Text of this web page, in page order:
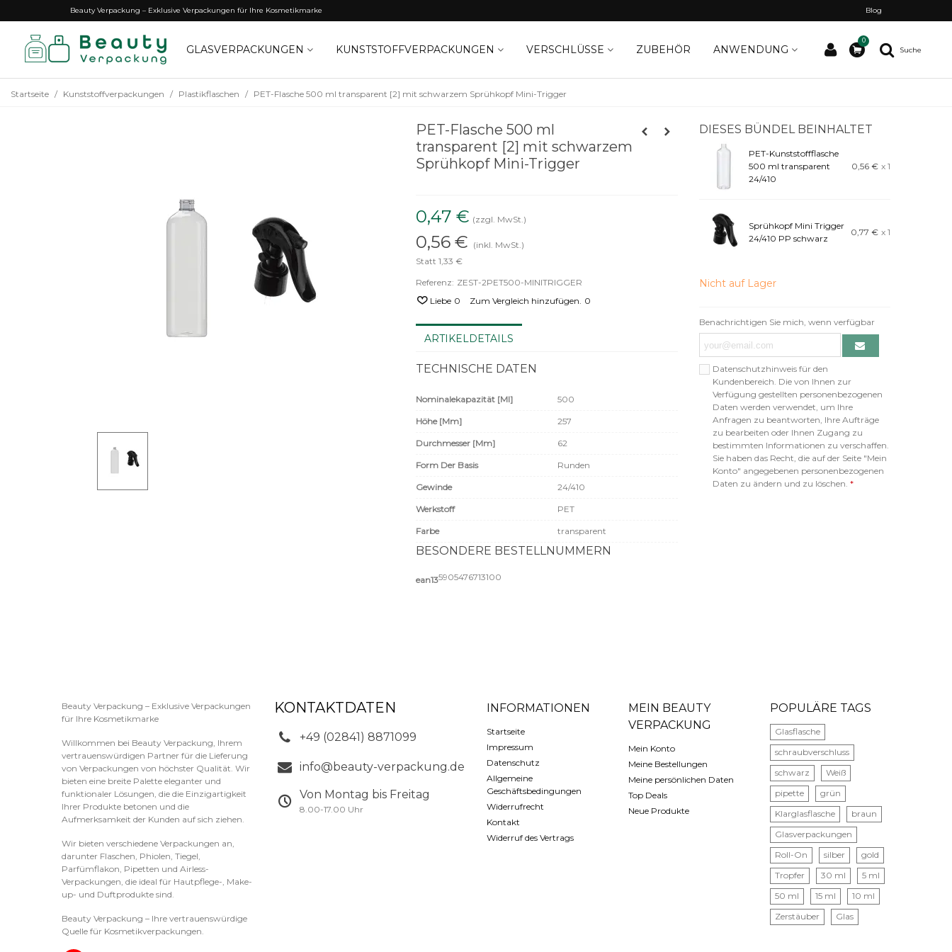
Beauty Verpackung – Exklusive Verpackungen für Ihre Kosmetikmarke Blog
GLASVERPACKUNGEN KUNSTSTOFFVERPACKUNGEN VERSCHLÜSSE ZUBEHÖR ANWENDUNG
0
Suche
Startseite / Kunststoffverpackungen / Plastikflaschen / PET-Flasche 500 ml transparent [2] mit schwarzem Sprühkopf Mini-Trigger
PET-Flasche 500 ml
transparent [2] mit schwarzem
Sprühkopf Mini-Trigger
0,47 € (zzgl. MwSt.)
0,56 € (inkl. MwSt.)
Statt 1,33 €
Referenz: ZEST-2PET500-MINITRIGGER
Liebe 0 Zum Vergleich hinzufügen. 0
ARTIKELDETAILS
TECHNISCHE DATEN
Nominalekapazität [ml] 500
Höhe [mm] 257
Durchmesser [mm] 62
Form Der Basis Runden
Gewinde 24/410
Werkstoff PET
Farbe transparent
BESONDERE BESTELLNUMMERN
ean135905476713100
DIESES BÜNDEL BEINHALTET
PET-Kunststoffflasche
500 ml transparent
24/410
0,56 € x 1
Sprühkopf Mini Trigger
24/410 PP schwarz
0,77 € x 1
Nicht auf Lager
Benachrichtigen Sie mich, wenn verfügbar
Datenschutzhinweis für den
Kundenbereich. Die von Ihnen zur
Verfügung gestellten personenbezogenen
Daten werden verwendet, um Ihre
Anfragen zu beantworten, Ihre Aufträge
zu bearbeiten oder Ihnen Zugang zu
bestimmten Informationen zu verschaffen.
Sie haben das Recht, die auf der Seite "Mein
Konto" angegebenen personenbezogenen
Daten zu ändern und zu löschen. *
Beauty Verpackung – Exklusive Verpackungen
für Ihre Kosmetikmarke
Willkommen bei Beauty Verpackung, Ihrem
vertrauenswürdigen Partner für die Lieferung
von Verpackungen von höchster Qualität. Wir
bieten eine breite Palette eleganter und
funktionaler Lösungen, die die Einzigartigkeit
Ihrer Produkte betonen und die
Aufmerksamkeit der Kunden auf sich ziehen.
Wir bieten verschiedene Verpackungen an,
darunter Flaschen, Phiolen, Tiegel,
Parfümflakon, Pipetten und Airless-
Verpackungen, die ideal für Hautpflege-, Make-
up- und Duftprodukte sind.
Beauty Verpackung – Ihre vertrauenswürdige
Quelle für Kosmetikverpackungen.
KONTAKTDATEN
+49 (02841) 8871099
info@beauty-verpackung.de
Von Montag bis Freitag
8.00-17.00 Uhr
INFORMATIONEN
Startseite
Impressum
Datenschutz
Allgemeine
Geschäftsbedingungen
Widerrufrecht
Kontakt
Widerruf des Vertrags
MEIN BEAUTY
VERPACKUNG
Mein Konto
Meine Bestellungen
Meine persönlichen Daten
Top Deals
Neue Produkte
POPULÄRE TAGS
Glasflasche
schraubverschluss
schwarz
Weiß
pipette
grün
Klarglasflasche
braun
Glasverpackungen
Roll-On
silber
gold
Tropfer
30 ml
5 ml
50 ml
15 ml
10 ml
Zerstäuber
Glas